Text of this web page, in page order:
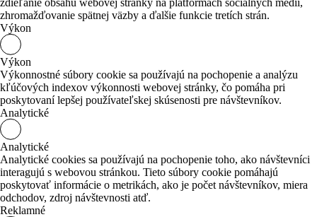
zdieľanie obsahu webovej stránky na platformách sociálnych médií,
zhromažďovanie spätnej väzby a ďalšie funkcie tretích strán.
Výkon
Výkon
Výkonnostné súbory cookie sa používajú na pochopenie a analýzu
kľúčových indexov výkonnosti webovej stránky, čo pomáha pri
poskytovaní lepšej používateľskej skúsenosti pre návštevníkov.
Analytické
Analytické
Analytické cookies sa používajú na pochopenie toho, ako návštevníci
interagujú s webovou stránkou. Tieto súbory cookie pomáhajú
poskytovať informácie o metrikách, ako je počet návštevníkov, miera
odchodov, zdroj návštevnosti atď.
Reklamné